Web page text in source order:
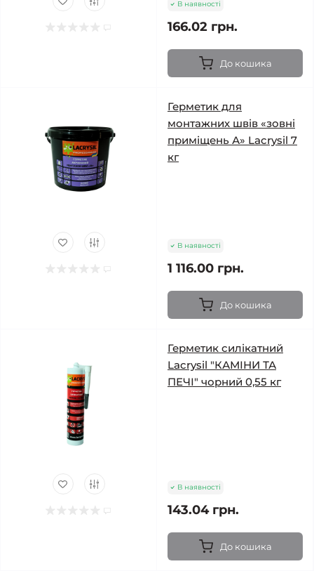
В наявності
166.02 грн.
До кошика
Герметик для
монтажних швів «зовні
приміщень А» Lacrysil 7
кг
В наявності
1 116.00 грн.
До кошика
Герметик силікатний
Lacrysil "КАМІНИ ТА
ПЕЧІ" чорний 0,55 кг
В наявності
143.04 грн.
До кошика